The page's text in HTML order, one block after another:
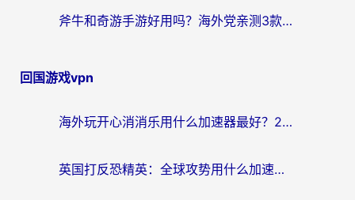
斧牛和奇游手游好用吗？海外党亲测3款回国加速器，选对才能无缝刷国内资源
回国游戏vpn
海外玩开心消消乐用什么加速器最好？2026真实体验指南，告别延迟卡顿
英国打反恐精英：全球攻势用什么加速器？2026年实测有效的国服游戏加速指南